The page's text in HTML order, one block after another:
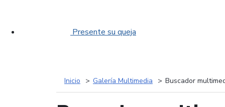
Presente su queja
Inicio Galería Multimedia Buscador